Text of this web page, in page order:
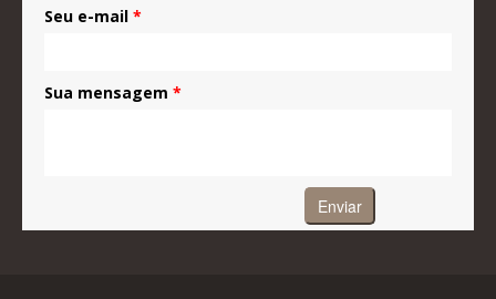
Seu e-mail *
Sua mensagem *